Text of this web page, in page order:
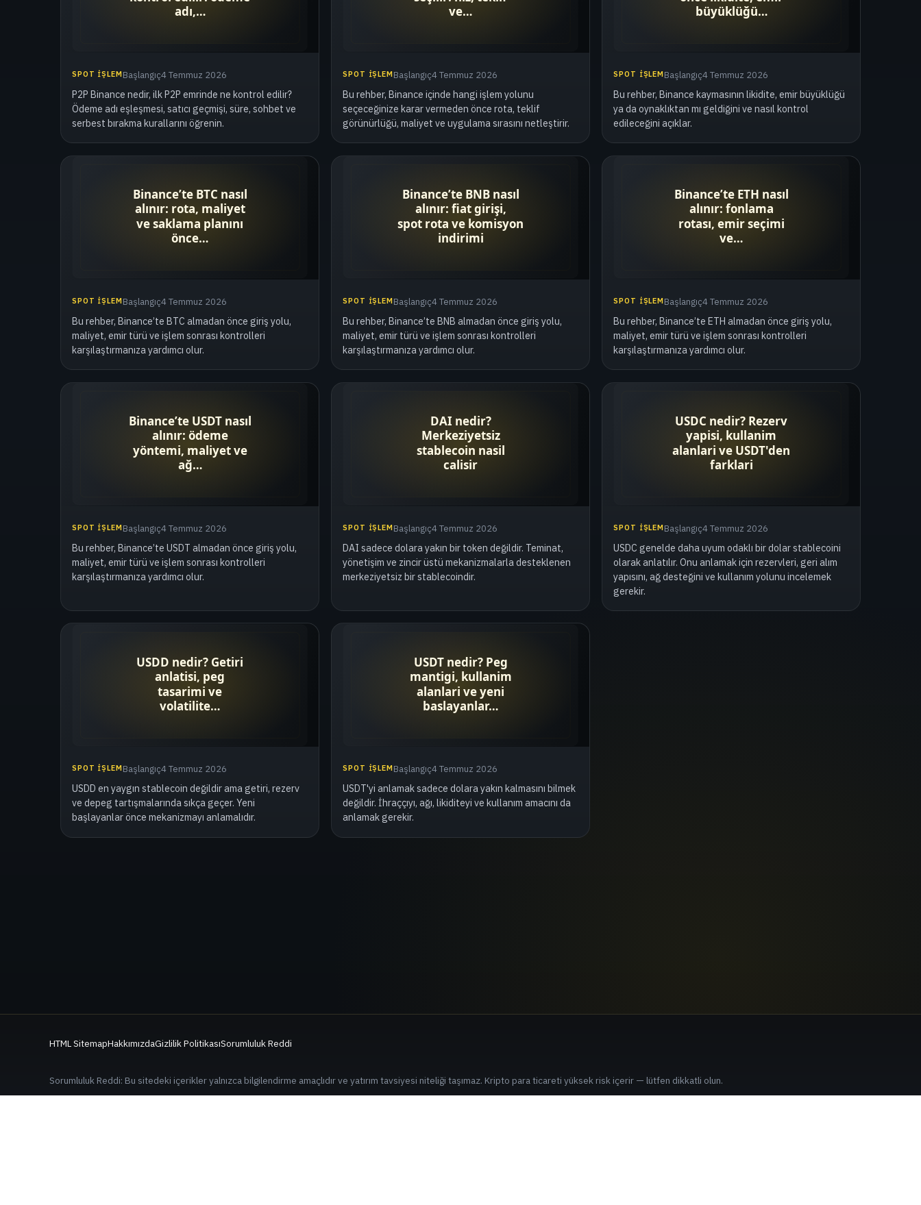
SPOT İŞLEMBaşlangıç4 Temmuz 2026
P2P Binance nedir, ilk P2P emrinde ne kontrol edilir?
Ödeme adı eşleşmesi, satıcı geçmişi, süre, sohbet ve
serbest bırakma kurallarını öğrenin.
SPOT İŞLEMBaşlangıç4 Temmuz 2026
Bu rehber, Binance içinde hangi işlem yolunu
seçeceğinize karar vermeden önce rota, teklif
görünürlüğü, maliyet ve uygulama sırasını netleştirir.
SPOT İŞLEMBaşlangıç4 Temmuz 2026
Bu rehber, Binance kaymasının likidite, emir büyüklüğü
ya da oynaklıktan mı geldiğini ve nasıl kontrol
edileceğini açıklar.
SPOT İŞLEMBaşlangıç4 Temmuz 2026
Bu rehber, Binance’te BTC almadan önce giriş yolu,
maliyet, emir türü ve işlem sonrası kontrolleri
karşılaştırmanıza yardımcı olur.
SPOT İŞLEMBaşlangıç4 Temmuz 2026
Bu rehber, Binance’te BNB almadan önce giriş yolu,
maliyet, emir türü ve işlem sonrası kontrolleri
karşılaştırmanıza yardımcı olur.
SPOT İŞLEMBaşlangıç4 Temmuz 2026
Bu rehber, Binance’te ETH almadan önce giriş yolu,
maliyet, emir türü ve işlem sonrası kontrolleri
karşılaştırmanıza yardımcı olur.
SPOT İŞLEMBaşlangıç4 Temmuz 2026
Bu rehber, Binance’te USDT almadan önce giriş yolu,
maliyet, emir türü ve işlem sonrası kontrolleri
karşılaştırmanıza yardımcı olur.
SPOT İŞLEMBaşlangıç4 Temmuz 2026
DAI sadece dolara yakın bir token değildir. Teminat,
yönetişim ve zincir üstü mekanizmalarla desteklenen
merkeziyetsiz bir stablecoindir.
SPOT İŞLEMBaşlangıç4 Temmuz 2026
USDC genelde daha uyum odaklı bir dolar stablecoini
olarak anlatılır. Onu anlamak için rezervleri, geri alım
yapısını, ağ desteğini ve kullanım yolunu incelemek
gerekir.
SPOT İŞLEMBaşlangıç4 Temmuz 2026
USDD en yaygın stablecoin değildir ama getiri, rezerv
ve depeg tartışmalarında sıkça geçer. Yeni
başlayanlar önce mekanizmayı anlamalıdır.
SPOT İŞLEMBaşlangıç4 Temmuz 2026
USDT'yi anlamak sadece dolara yakın kalmasını bilmek
değildir. İhraççıyı, ağı, likiditeyi ve kullanım amacını da
anlamak gerekir.
HTML SitemapHakkımızdaGizlilik PolitikasıSorumluluk Reddi
Sorumluluk Reddi: Bu sitedeki içerikler yalnızca bilgilendirme amaçlıdır ve yatırım tavsiyesi niteliği taşımaz. Kripto para ticareti yüksek risk içerir — lütfen dikkatli olun.
Bu sitedeki bazı bağlantılar yönlendirme bağlantılarıdır. Bu bağlantılar üzerinden kayıt olmak size ek maliyet getirmez.